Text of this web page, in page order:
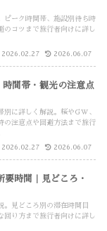
ピーク時間帯、施設別待ち時
のコツまで旅行者向けに詳し
2026.02.27 2026.06.07
間帯・観光の注意点
別に詳しく解説。桜やGW、
の注意点や回避方法まで旅行
2026.02.27 2026.06.07
要時間｜見どころ・
。見どころ別の滞在時間目
回り方まで旅行者向けに詳し